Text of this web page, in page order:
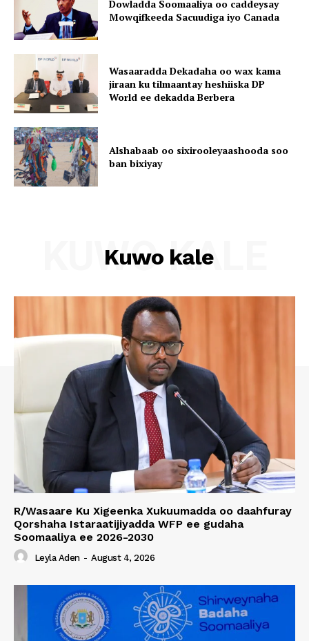
Dowladda Soomaaliya oo caddeysay
Mowqifkeeda Sacuudiga iyo Canada
Wasaaradda Dekadaha oo wax kama
jiraan ku tilmaantay heshiiska DP
World ee dekadda Berbera
Alshabaab oo sixirooleyaashooda soo
ban bixiyay
Kuwo kale
KUWO KALE
R/Wasaare Ku Xigeenka Xukuumadda oo daahfuray
Qorshaha Istaraatijiyadda WFP ee gudaha
Soomaaliya ee 2026-2030
Leyla Aden - August 4, 2026